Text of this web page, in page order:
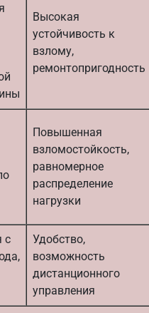
Высокая
устойчивость к
взлому,
ремонтопригодность
Повышенная
взломостойкость,
равномерное
распределение
нагрузки
с
Удобство,
возможность
дистанционного
управления